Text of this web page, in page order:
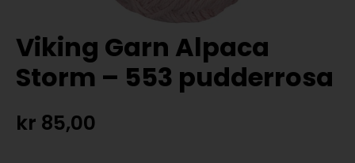
Viking Garn Alpaca
Storm – 553 pudderrosa
kr 85,00